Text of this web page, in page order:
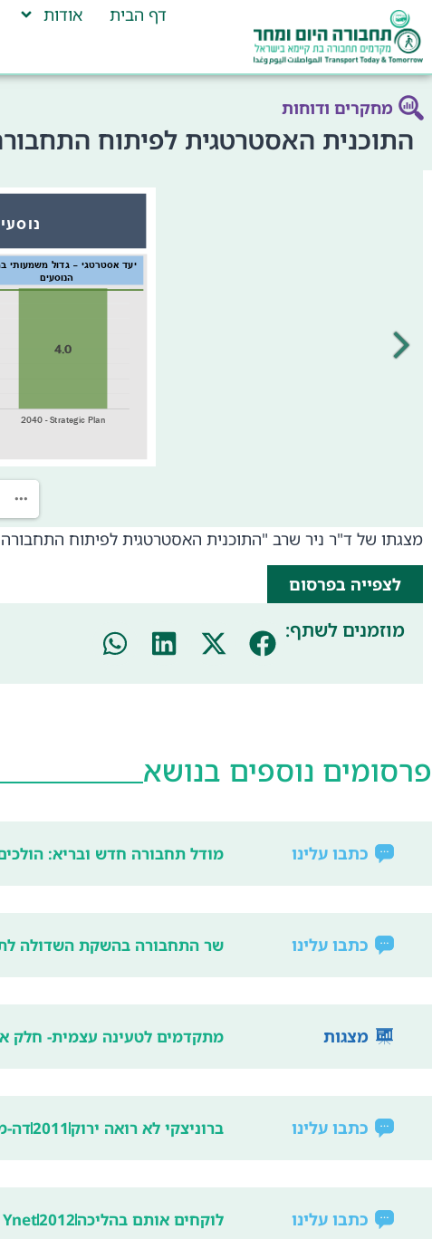
דף הבית אודות
מחקרים ודוחות
התוכנית האסטרטגית לפיתוח
מצגתו של ד"ר ניר שרב "התוכנית האסטרטגית לפיתוח התחבורה", מתוך
לצפייה בפרסום
מוזמנים לשתף:
פרסומים נוספים בנושא
כתבו עלינו מודל תחבורה חדש ובריא:
כתבו עלינו שר התחבורה בהשקת השדולה
מצגות מתקדמים לטעינה עצמית- חלק
כתבו עלינו ברוניצקי לא רואה ירוק2011דה-
כתבו עלינו לוקחים אותם בהליכה2012
Ynet